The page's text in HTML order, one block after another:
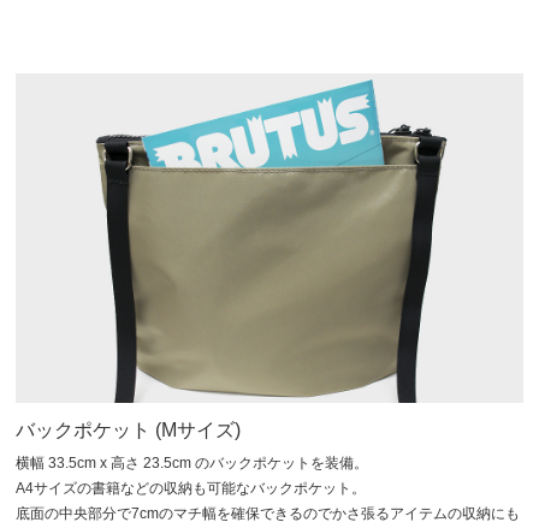
バックポケット (Mサイズ)
横幅 33.5cm x 高さ 23.5cm のバックポケットを装備。
A4サイズの書籍などの収納も可能なバックポケット。
底面の中央部分で7cmのマチ幅を確保できるのでかさ張るアイテムの収納にも